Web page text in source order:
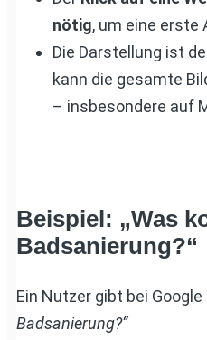
nötig, um eine erste
Die Darstellung ist
kann die gesamte
– insbesondere auf
Beispiel: „Was
Badsanierung?“
Ein Nutzer gibt bei Google
Badsanierung?“